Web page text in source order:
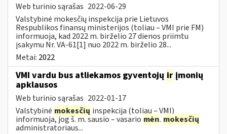
Web turinio sąrašas 2022-06-29
Valstybinė mokesčių inspekcija prie Lietuvos
Respublikos finansų ministerijos (toliau – VMI prie FM)
informuoja, kad 2022 m. birželio 27 dienos priimtu
įsakymu Nr. VA-61[1] nuo 2022 m. birželio 28...
Metai: 2022
VMI vardu bus atliekamos gyventojų ir įmonių
apklausos
Web turinio sąrašas 2022-01-17
Valstybinė mokesčių inspekcija (toliau – VMI)
informuoja, jog š. m. sausio – vasario mėn. mokesčių
administratoriaus...